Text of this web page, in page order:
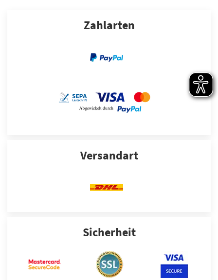
Zahlarten
Versandart
Sicherheit